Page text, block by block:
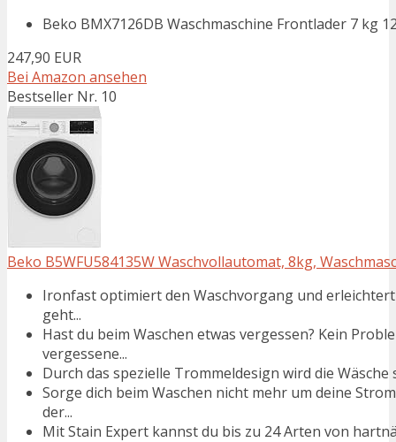
Beko BMX7126DB Waschmaschine Frontlader 7 kg
247,90 EUR
Bei Amazon ansehen
Bestseller Nr. 10
Beko B5WFU584135W Waschvollautomat, 8kg,
Ironfast optimiert den Waschvorgang und
geht...
Hast du beim Waschen etwas vergessen? Kein
vergessene...
Durch das spezielle Trommeldesign wird die
Sorge dich beim Waschen nicht mehr um deine
der...
Mit Stain Expert kannst du bis zu 24 Arten von